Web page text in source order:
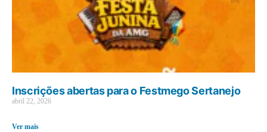
Inscrições abertas para o Festmego Sertanejo
abril 22, 2026
Ver mais